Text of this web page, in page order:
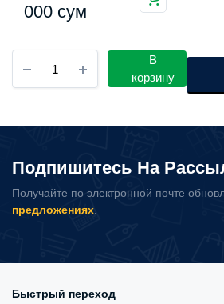
000 сум
Marshall
Acton
В
корзину
Подпишитесь На
Получайте по электронной почте
предложениях.
Быстрый переход